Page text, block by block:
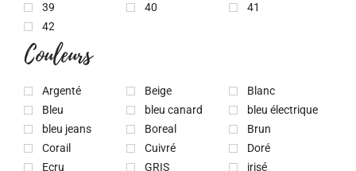
39
40
41
42
Couleurs
Argenté Beige
Blanc
Bleu
bleu canard
bleu électrique
bleu jeans
Boreal
Brun
Corail
Cuivré
Doré
Ecru
GRIS
irisé